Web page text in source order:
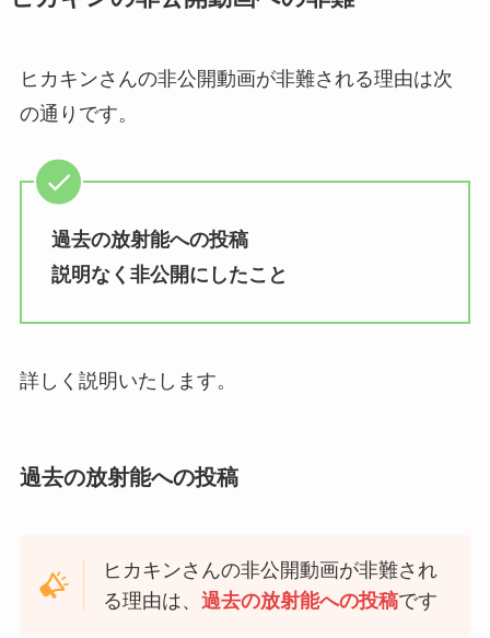
ヒカキンさんの非公開動画が非難される理由は次
の通りです。
過去の放射能への投稿
説明なく非公開にしたこと
詳しく説明いたします。
過去の放射能への投稿
ヒカキンさんの非公開動画が非難され
る理由は、過去の放射能への投稿です